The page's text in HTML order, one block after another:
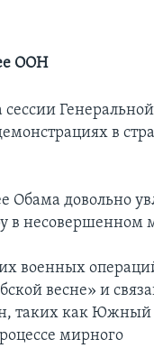
ООН
Генеральной
в
Обама довольно
в несовершенном
военных
весне» и
таких как Южный
мирного